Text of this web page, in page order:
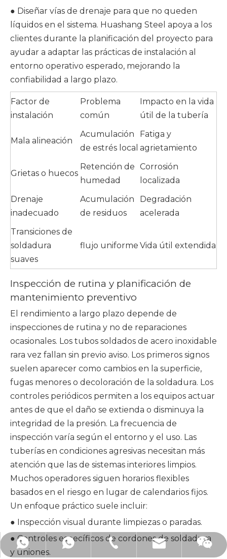
● Diseñar vías de drenaje para que no queden
líquidos en el sistema. Huashang Steel apoya a los
clientes durante la planificación del proyecto para
ayudar a adaptar las prácticas de instalación al
entorno operativo esperado, mejorando la
confiabilidad a largo plazo.
Factor de
instalación
Problema
común
Impacto en la vida
útil de la tubería
Mala alineación
Acumulación
de estrés local
Fatiga y
agrietamiento
Grietas o huecos
Retención de
humedad
Corrosión
localizada
Drenaje
inadecuado
Acumulación
de residuos
Degradación
acelerada
Transiciones de
soldadura
suaves
flujo uniforme Vida útil extendida
Inspección de rutina y planificación de
mantenimiento preventivo
El rendimiento a largo plazo depende de
inspecciones de rutina y no de reparaciones
ocasionales. Los tubos soldados de acero inoxidable
rara vez fallan sin previo aviso. Los primeros signos
suelen aparecer como cambios en la superficie,
fugas menores o decoloración de la soldadura. Los
controles periódicos permiten a los equipos actuar
antes de que el daño se extienda o disminuya la
integridad de la presión. La frecuencia de
inspección varía según el entorno y el uso. Las
tuberías en condiciones agresivas necesitan más
atención que las de sistemas interiores limpios.
Muchos operadores siguen horarios flexibles
basados ​​en el riesgo en lugar de calendarios fijos.
Un enfoque práctico suele incluir:
● Inspección visual durante limpiezas o paradas.
● Controles específicos de cordones de soldadura
y uniones.
+8613777773238
+86-577-86383608
mimi@hsfitting.com